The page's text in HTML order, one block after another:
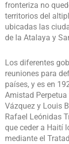
fronteriza no
territorios del
ubicadas las
de la Atalaya y
Los diferentes
reuniones para
países, y es en
Amistad Perpetua
Vázquez y Louis
Rafael Leónidas
que ceder a Haití
mediante el